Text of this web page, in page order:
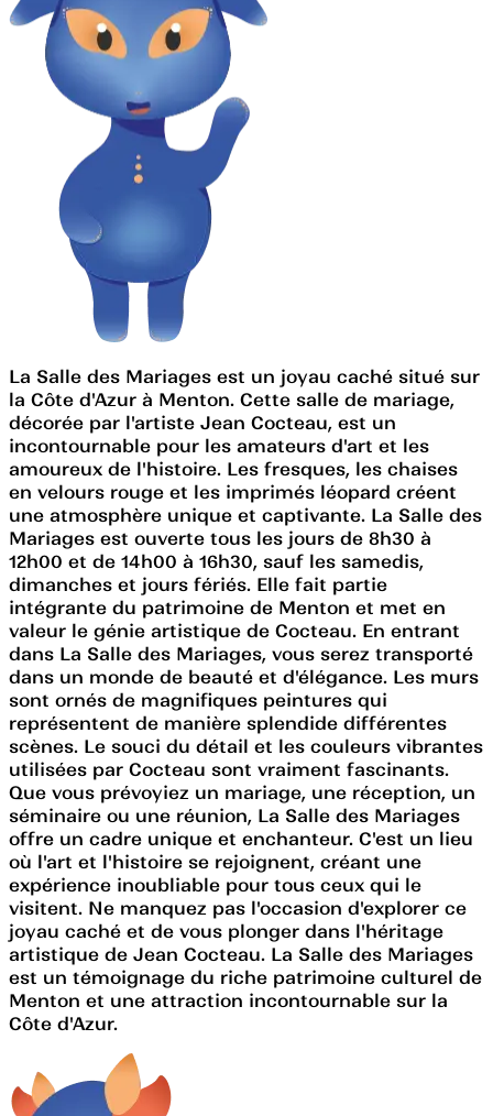
La Salle des Mariages est un joyau caché situé sur
la Côte d'Azur à Menton. Cette salle de mariage,
décorée par l'artiste Jean Cocteau, est un
incontournable pour les amateurs d'art et les
amoureux de l'histoire. Les fresques, les chaises
en velours rouge et les imprimés léopard créent
une atmosphère unique et captivante. La Salle des
Mariages est ouverte tous les jours de 8h30 à
12h00 et de 14h00 à 16h30, sauf les samedis,
dimanches et jours fériés. Elle fait partie
intégrante du patrimoine de Menton et met en
valeur le génie artistique de Cocteau. En entrant
dans La Salle des Mariages, vous serez transporté
dans un monde de beauté et d'élégance. Les murs
sont ornés de magnifiques peintures qui
représentent de manière splendide différentes
scènes. Le souci du détail et les couleurs vibrantes
utilisées par Cocteau sont vraiment fascinants.
Que vous prévoyiez un mariage, une réception, un
séminaire ou une réunion, La Salle des Mariages
offre un cadre unique et enchanteur. C'est un lieu
où l'art et l'histoire se rejoignent, créant une
expérience inoubliable pour tous ceux qui le
visitent. Ne manquez pas l'occasion d'explorer ce
joyau caché et de vous plonger dans l'héritage
artistique de Jean Cocteau. La Salle des Mariages
est un témoignage du riche patrimoine culturel de
Menton et une attraction incontournable sur la
Côte d'Azur.